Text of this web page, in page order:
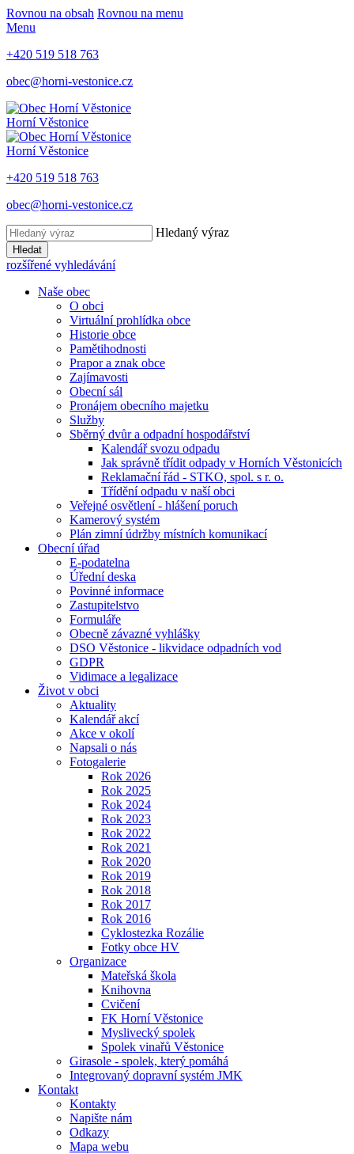
Rovnou na obsah Rovnou na menu
Menu
+420 519 518 763
obec@horni-vestonice.cz
Horní Věstonice
Horní Věstonice
+420 519 518 763
obec@horni-vestonice.cz
Hledaný výraz
Hledat
rozšířené vyhledávání
Naše obec
O obci
Virtuální prohlídka obce
Historie obce
Pamětihodnosti
Prapor a znak obce
Zajímavosti
Obecní sál
Pronájem obecního majetku
Služby
Sběrný dvůr a odpadní hospodářství
Kalendář svozu odpadu
Jak správně třídit odpady v Horních Věstonicích
Reklamační řád - STKO, spol. s r. o.
Třídění odpadu v naší obci
Veřejné osvětlení - hlášení poruch
Kamerový systém
Plán zimní údržby místních komunikací
Obecní úřad
E-podatelna
Úřední deska
Povinné informace
Zastupitelstvo
Formuláře
Obecně závazné vyhlášky
DSO Věstonice - likvidace odpadních vod
GDPR
Vidimace a legalizace
Život v obci
Aktuality
Kalendář akcí
Akce v okolí
Napsali o nás
Fotogalerie
Rok 2026
Rok 2025
Rok 2024
Rok 2023
Rok 2022
Rok 2021
Rok 2020
Rok 2019
Rok 2018
Rok 2017
Rok 2016
Cyklostezka Rozálie
Fotky obce HV
Organizace
Mateřská škola
Knihovna
Cvičení
FK Horní Věstonice
Myslivecký spolek
Spolek vinařů Věstonice
Girasole - spolek, který pomáhá
Integrovaný dopravní systém JMK
Kontakt
Kontakty
Napište nám
Odkazy
Mapa webu